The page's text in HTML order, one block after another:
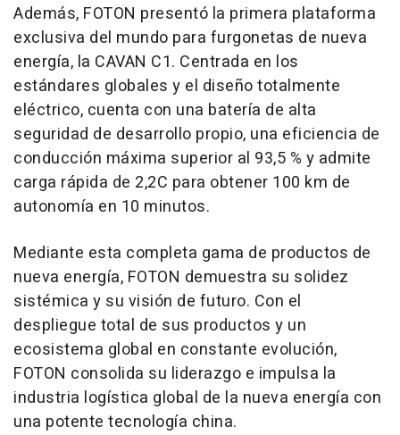
Además, FOTON presentó la primera plataforma
exclusiva del mundo para furgonetas de nueva
energía, la CAVAN C1. Centrada en los
estándares globales y el diseño totalmente
eléctrico, cuenta con una batería de alta
seguridad de desarrollo propio, una eficiencia de
conducción máxima superior al 93,5 % y admite
carga rápida de 2,2C para obtener 100 km de
autonomía en 10 minutos.
Mediante esta completa gama de productos de
nueva energía, FOTON demuestra su solidez
sistémica y su visión de futuro. Con el
despliegue total de sus productos y un
ecosistema global en constante evolución,
FOTON consolida su liderazgo e impulsa la
industria logística global de la nueva energía con
una potente tecnología china.